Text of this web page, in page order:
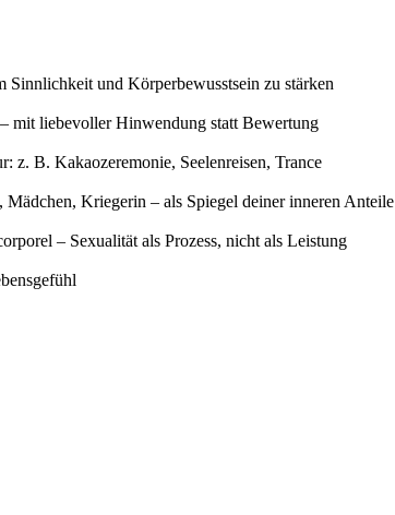
und Körperbewusstsein zu stärken
mit liebevoller Hinwendung statt Bewertung
z. B. Kakaozeremonie, Seelenreisen, Trance
Kriegerin – als Spiegel deiner inneren Anteile
– Sexualität als Prozess, nicht als Leistung